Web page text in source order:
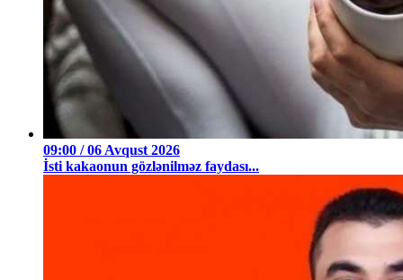
09:00 / 06 Avqust 2026
İsti kakaonun gözlənilməz faydası...